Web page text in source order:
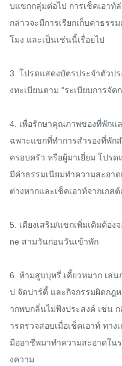
บแขกกลุ่มต่อไป การเช็คเอาท์
กล่าวจะมีการเรียกเก็บค่าธรร
โมง และเป็นเช่นนี้เรื่อยไป
3. โปรดแสดงบัตรประจำตัวป
งทะเบียนตาม "ระเบียบการจัด
4. เพื่อรักษาคุณภาพของที่พักแ
ฉพาะแขกที่ทำการสำรองที่พัก
ครอบครัว หรือผู้มาเยี่ยม โปรด
มีค่าธรรมเนียมทำความสะอา
ต่างหากและเช็คเอาท์จากเก
5. เตียงเสริม/แขกเพิ่มเติมต้อ
ne สามวันก่อนวันเข้าพัก
6. ห้ามสูบบุหรี่ เคี้ยวหมาก เล่
ป จัดปาร์ตี้ และกิจกรรมผิดกฎ
ากพบกลิ่นไม่พึงประสงค์ เช่น
ารตรวจสอบเมื่อเช็คเอาท์ ทา
มืออาชีพมาทำความสะอาดใน
งความ